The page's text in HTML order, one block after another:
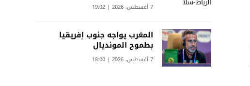
7 أغسطس، 2026 | 19:02
المغرب يواجه جنوب إفريقيا
بطموح المونديال
7 أغسطس، 2026 | 18:00